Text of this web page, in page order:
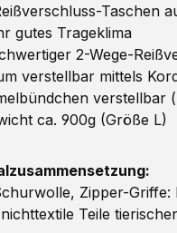
Taschen
gutes Trageklima
2-Wege-
verstellbar mittels
verstellbar
ca. 900g (Größe L)
Zipper-Griffe:
Teile